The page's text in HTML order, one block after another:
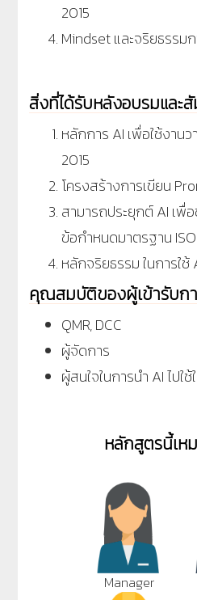
2015
Mindset และจริยธรรมก
สิ่งที่ได้รับหลังอบรมและ
หลักการ AI เพื่อใช้งาน
2015
โครงสร้างการเขียน
สามารถประยุกต์ AI เพื่
ข้อกำหนดมาตรฐาน
หลักจริยธรรม ในการใ
คุณสมบัติของผู้เข้ารับก
QMR, DCC
ผู้จัดการ
ผู้สนใจในการนำ AI ไปใ
หลักสูตรนี้เห
Manager